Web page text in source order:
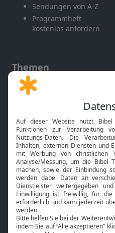
Sendungen von A-Z
Programmheft
kostenlos anfordern
Themen
Gott und Bibel erklärt
Neuigkeiten
Bibel TV
Über uns